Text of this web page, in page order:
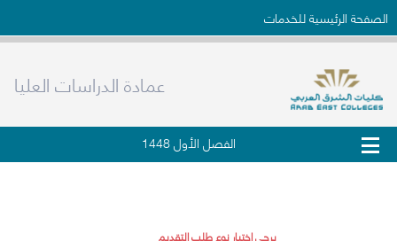
الصفحة الرئيسية للخدمات
عمادة الدراسات العليا
الفصل الأول 1448
يرجى اختيار نوع طلب التقديم